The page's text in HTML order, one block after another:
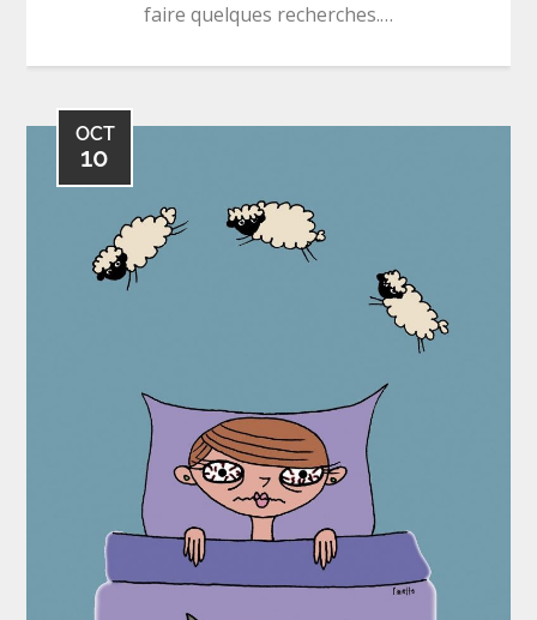
faire quelques recherches.…
OCT
10